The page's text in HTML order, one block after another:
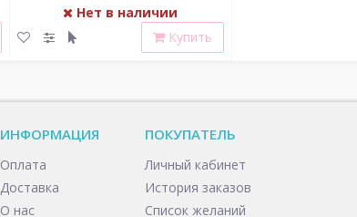
Нет в наличии
Купить
ИНФОРМАЦИЯ
Оплата
Доставка
О нас
ПОКУПАТЕЛЬ
Личный кабинет
История заказов
Список желаний